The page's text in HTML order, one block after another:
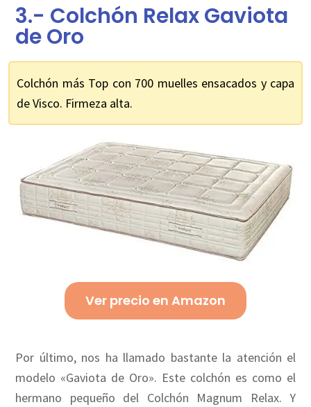
3.- Colchón Relax Gaviota
de Oro
Colchón más Top con 700 muelles ensacados y capa
de Visco. Firmeza alta.
Ver precio en Amazon
Por último, nos ha llamado bastante la atención el
modelo «Gaviota de Oro». Este colchón es como el
hermano pequeño del Colchón Magnum Relax. Y